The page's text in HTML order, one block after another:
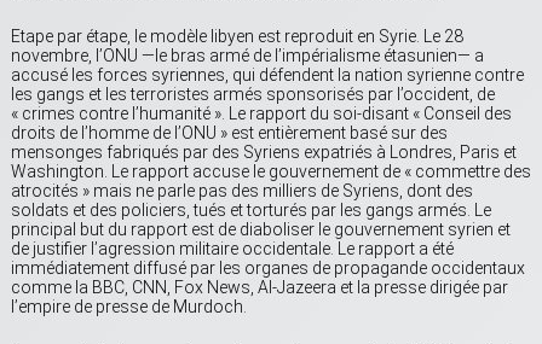
Etape par étape, le modèle libyen est reproduit en Syrie. Le 28
novembre, l’ONU —le bras armé de l’impérialisme étasunien— a
accusé les forces syriennes, qui défendent la nation syrienne contre
les gangs et les terroristes armés sponsorisés par l’occident, de
« crimes contre l’humanité ». Le rapport du soi-disant « Conseil des
droits de l’homme de l’ONU » est entièrement basé sur des
mensonges fabriqués par des Syriens expatriés à Londres, Paris et
Washington. Le rapport accuse le gouvernement de « commettre des
atrocités » mais ne parle pas des milliers de Syriens, dont des
soldats et des policiers, tués et torturés par les gangs armés. Le
principal but du rapport est de diaboliser le gouvernement syrien et
de justifier l’agression militaire occidentale. Le rapport a été
immédiatement diffusé par les organes de propagande occidentaux
comme la BBC, CNN, Fox News, Al-Jazeera et la presse dirigée par
l’empire de presse de Murdoch.